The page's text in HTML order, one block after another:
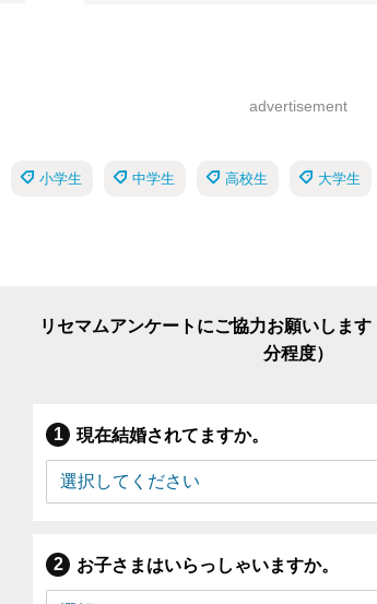
advertisement
小学生 中学生 高校生 大学生
リセマムアンケートにご協力お願いしま
分程度）
現在結婚されてますか。
お子さまはいらっしゃいますか。